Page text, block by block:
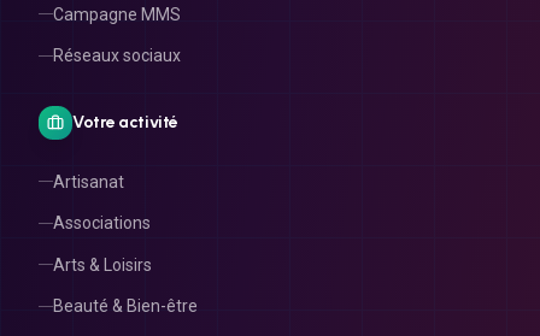
Campagne MMS
Réseaux sociaux
Votre activité
Artisanat
Associations
Arts & Loisirs
Beauté & Bien-être